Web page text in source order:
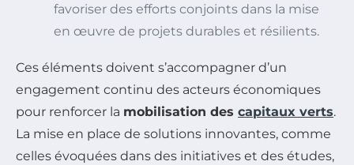
favoriser des efforts conjoints dans la mise
en œuvre de projets durables et résilients.
Ces éléments doivent s’accompagner d’un
engagement continu des acteurs économiques
pour renforcer la mobilisation des capitaux verts.
La mise en place de solutions innovantes, comme
celles évoquées dans des initiatives et des études,